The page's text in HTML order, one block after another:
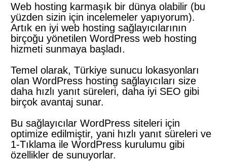
Web hosting karmaşık bir dünya olabilir (bu
yüzden sizin için incelemeler yapıyorum).
Artık en iyi web hosting sağlayıcılarının
birçoğu yönetilen WordPress web hosting
hizmeti sunmaya başladı.
Temel olarak, Türkiye sunucu lokasyonları
olan WordPress hosting sağlayıcıları size
daha hızlı yanıt süreleri, daha iyi SEO gibi
birçok avantaj sunar.
Bu sağlayıcılar WordPress siteleri için
optimize edilmiştir, yani hızlı yanıt süreleri ve
1-Tıklama ile WordPress kurulumu gibi
özellikler de sunuyorlar.